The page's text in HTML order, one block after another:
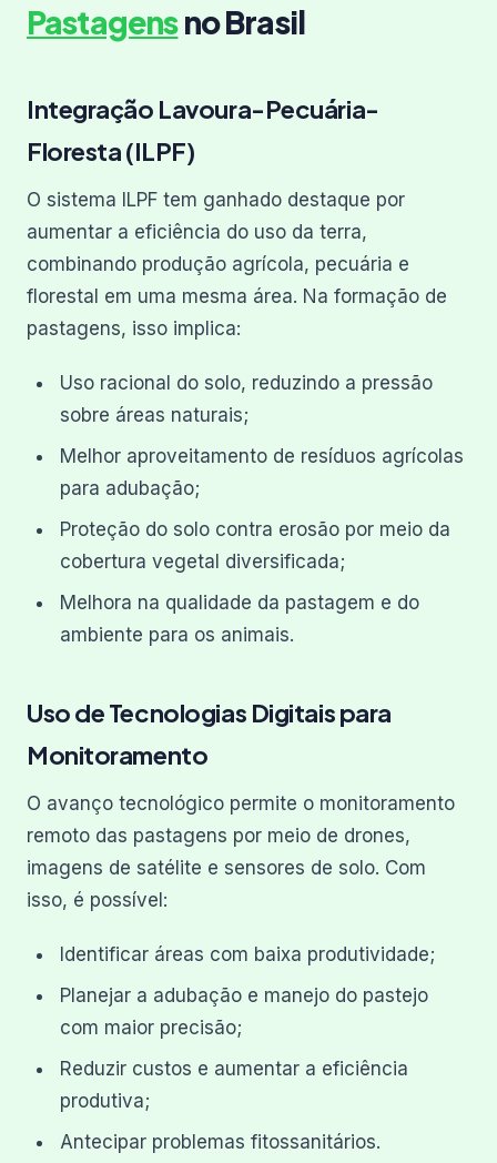
Pastagensno Brasil
Integração Lavoura-Pecuária-
Floresta (ILPF)
O sistema ILPF tem ganhado destaque por
aumentar a eficiência do uso da terra,
combinando produção agrícola, pecuária e
florestal em uma mesma área. Na formação de
pastagens, isso implica:
Uso racional do solo, reduzindo a pressão
sobre áreas naturais;
Melhor aproveitamento de resíduos agrícolas
para adubação;
Proteção do solo contra erosão por meio da
cobertura vegetal diversificada;
Melhora na qualidade da pastagem e do
ambiente para os animais.
Uso de Tecnologias Digitais para
Monitoramento
O avanço tecnológico permite o monitoramento
remoto das pastagens por meio de drones,
imagens de satélite e sensores de solo. Com
isso, é possível:
Identificar áreas com baixa produtividade;
Planejar a adubação e manejo do pastejo
com maior precisão;
Reduzir custos e aumentar a eficiência
produtiva;
Antecipar problemas fitossanitários.